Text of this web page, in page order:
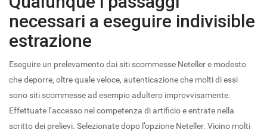
necessari a eseguire indivisible
estrazione
Eseguire un prelevamento dai siti scommesse Neteller e modesto
che deporre, oltre quale veloce, autenticazione che molti di essi
sono siti scommesse ad esempio adultero improvvisamente.
Effettuate l’accesso nel competenza di artificio e entrate nella
scritto dei prelievi. Selezionate dopo l’opzione Neteller. Vicino molti